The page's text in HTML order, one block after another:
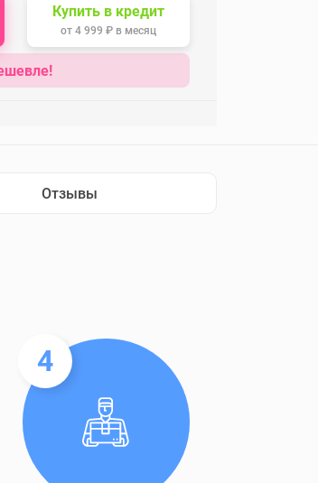
Купить в кредит
от 4 999 ₽ в месяц
Отзывы
4